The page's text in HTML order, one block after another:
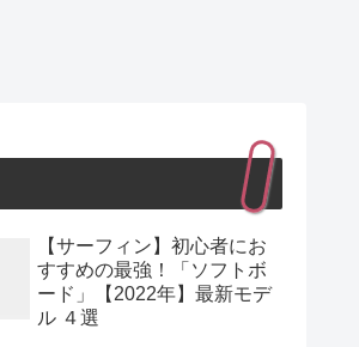
【サーフィン】初心者にお
すすめの最強！「ソフトボ
ード」【2022年】最新モデ
ル ４選